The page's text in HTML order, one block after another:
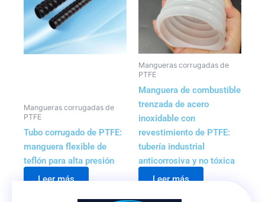
Mangueras corrugadas de
PTFE
Tubo corrugado de PTFE:
manguera flexible de
teflón para alta presión
Leer más
Mangueras corrugadas de
PTFE
Manguera de combustible
trenzada de acero
inoxidable con
revestimiento de PTFE:
tubería industrial
anticorrosiva y no tóxica
Leer más